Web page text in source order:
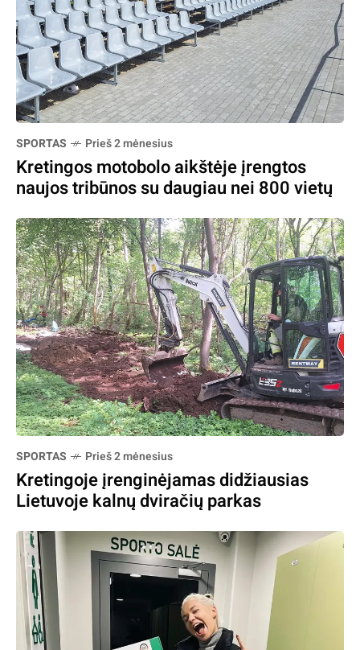
SPORTAS Prieš 2 mėnesius
Kretingos motobolo aikštėje įrengtos
naujos tribūnos su daugiau nei 800 vietų
SPORTAS Prieš 2 mėnesius
Kretingoje įrenginėjamas didžiausias
Lietuvoje kalnų dviračių parkas